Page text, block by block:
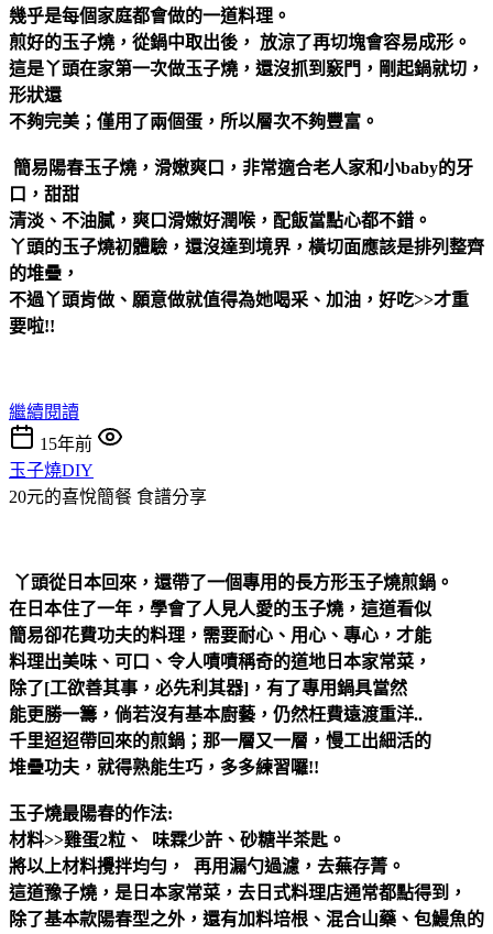
幾乎是每個家庭都會做的一道料理。
煎好的玉子燒，從鍋中取出後， 放涼了再切塊會容易成形。
這是丫頭在家第一次做玉子燒，還沒抓到竅門，剛起鍋就切，
形狀還
不夠完美；僅用了兩個蛋，所以層次不夠豐富。
簡易陽春玉子燒，滑嫩爽口，非常適合老人家和小baby的牙
口，甜甜
清淡、不油膩，爽口滑嫩好潤喉，配飯當點心都不錯。
丫頭的玉子燒初體驗，還沒達到境界，橫切面應該是排列整齊
的堆疊，
不過丫頭肯做、願意做就值得為她喝采、加油，好吃>>才重
要啦!!
繼續閱讀
15年前
玉子燒DIY
20元的喜悅簡餐 食譜分享
丫頭從日本回來，還帶了一個專用的長方形玉子燒煎鍋。
在日本住了一年，學會了人見人愛的玉子燒，這道看似
簡易卻花費功夫的料理，需要耐心、用心、專心，才能
料理出美味、可口、令人嘖嘖稱奇的道地日本家常菜，
除了[工欲善其事，必先利其器]，有了專用鍋具當然
能更勝一籌，倘若沒有基本廚藝，仍然枉費遠渡重洋..
千里迢迢帶回來的煎鍋；那一層又一層，慢工出細活的
堆疊功夫，就得熟能生巧，多多練習囉!!
玉子燒最陽春的作法:
材料>>雞蛋2粒、 味霖少許、砂糖半茶匙。
將以上材料攪拌均勻， 再用漏勺過濾，去蕪存菁。
這道豫子燒，是日本家常菜，去日式料理店通常都點得到，
除了基本款陽春型之外，還有加料培根、混合山藥、包鰻魚的